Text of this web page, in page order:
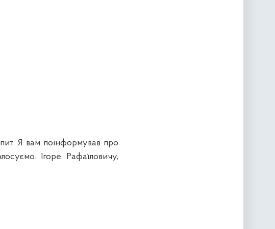
Я вам поінформував про
Ігоре Рафаїловичу,